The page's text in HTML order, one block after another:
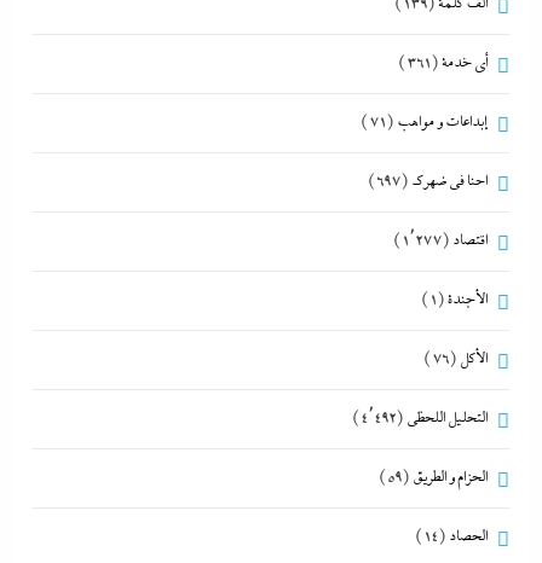
ألف كلمة(139)
أي خدمة(361)
إبداعات و مواهب (71)
احنا في ضهرك (697)
اقتصاد (1٬277)
الأجندة(1)
الأكل (76)
التحليل اللحظي (4٬492)
الحزام و الطريق (59)
الحصاد (14)